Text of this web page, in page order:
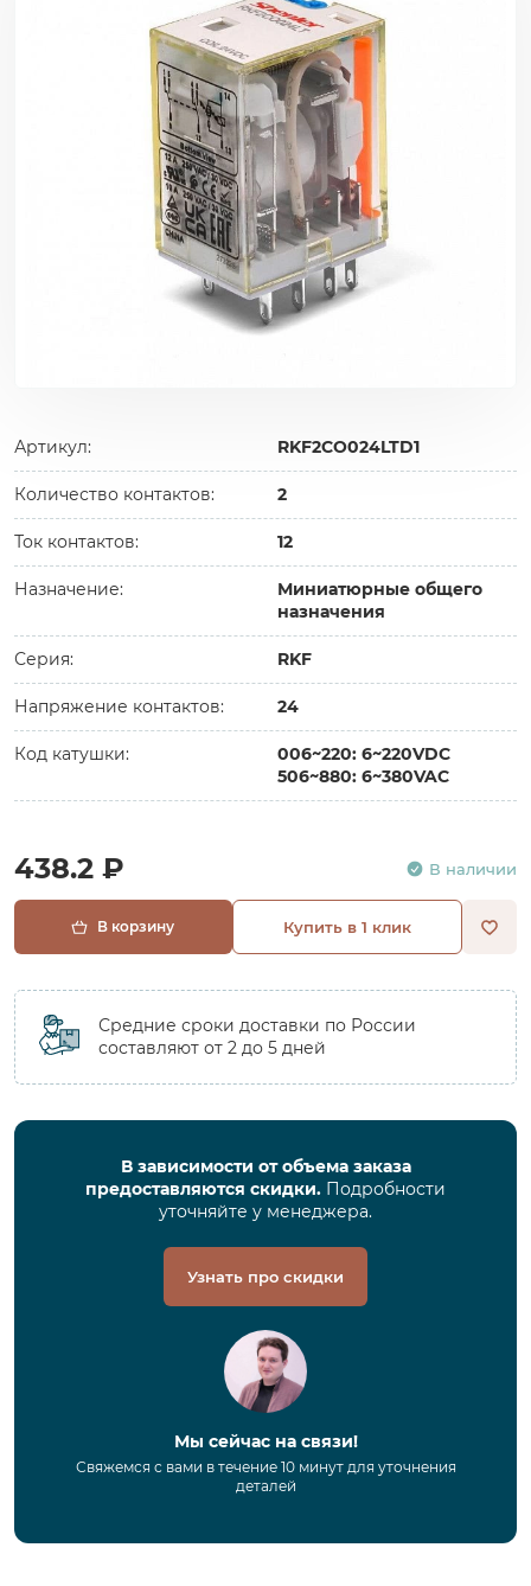
Артикул: RKF2CO024LTD1
Количество контактов: 2
Ток контактов: 12
Назначение:
Миниатюрные общего
назначения
Серия: RKF
Напряжение контактов: 24
Код катушки:
006~220: 6~220VDC
506~880: 6~380VAC
438.2 ₽ В наличии
В корзину Купить в 1 клик
Средние сроки доставки по России
составляют от 2 до 5 дней
В зависимости от объема заказа
предоставляются скидки. Подробности
уточняйте у менеджера.
Узнать про скидки
Мы сейчас на связи!
Свяжемся с вами в течение 10 минут для уточнения
деталей